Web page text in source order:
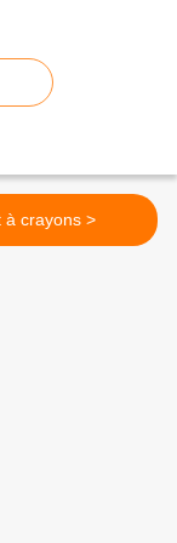
Pot à crayons >